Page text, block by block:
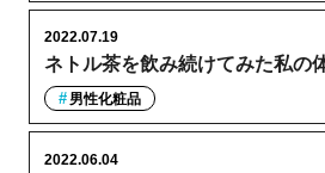
ネトル茶を飲み続けてみた私の
2022.07.19
男性化粧品
2022.06.04